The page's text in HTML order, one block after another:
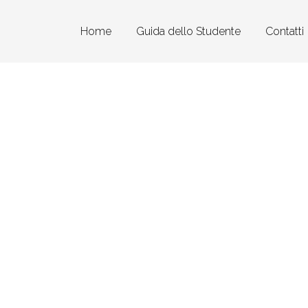
Home Guida dello Studente Contatti